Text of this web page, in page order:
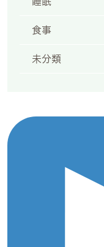
食事
未分類